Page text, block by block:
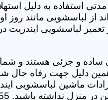
استفاده به دلیل
از لباسشویی مانند روز
لباسشویی ایندزیت در
ساده و جزئی هستند و
دلیل جهت رفاه حال
ماشین لباسشویی
باشید. 09125353655-آقای هاشمی